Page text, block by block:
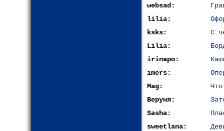
websad:
lilia:
ksks:
С
Lilia:
irinapo:
imers:
Mag:
Веруня:
Sasha:
sweetlana: